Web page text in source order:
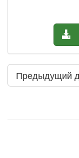
Предыдущий